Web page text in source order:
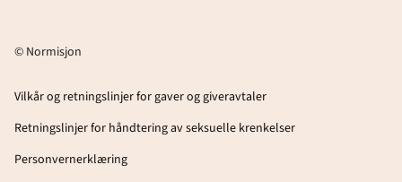
© Normisjon
Vilkår og retningslinjer for gaver og giveravtaler
Retningslinjer for håndtering av seksuelle krenkelser
Personvernerklæring